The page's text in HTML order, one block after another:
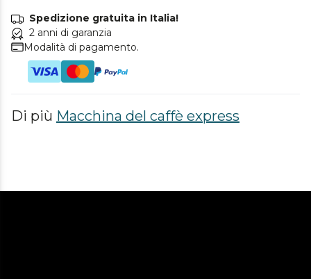
Spedizione gratuita in Italia!
2 anni di garanzia
Modalità di pagamento.
Di più Macchina del caffè express